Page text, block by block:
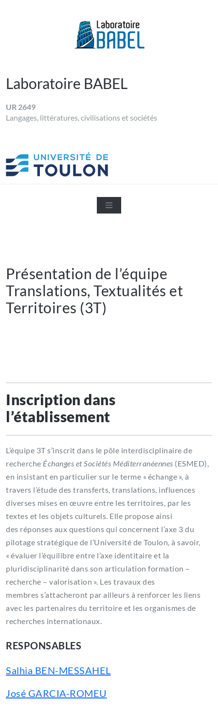
Laboratoire BABEL
UR 2649
Langages, littératures, civilisations et sociétés
Présentation de l’équipe
Translations, Textualités et
Territoires (3T)
Inscription dans
l’établissement
L’équipe 3T s’inscrit dans le pôle interdisciplinaire de
recherche Échanges et Sociétés Méditerranéennes (ESMED),
en insistant en particulier sur le terme « échange », à
travers l’étude des transferts, translations, influences
diverses mises en œuvre entre les territoires, par les
textes et les objets culturels. Elle propose ainsi
des réponses aux questions qui concernent l’axe 3 du
pilotage stratégique de l’Université de Toulon, à savoir,
« évaluer l’équilibre entre l’axe identitaire et la
pluridisciplinarité dans son articulation formation –
recherche – valorisation ». Les travaux des
membres s’attacheront par ailleurs à renforcer les liens
avec les partenaires du territoire et les organismes de
recherches internationaux.
RESPONSABLES
Salhia BEN-MESSAHEL
José GARCIA-ROMEU